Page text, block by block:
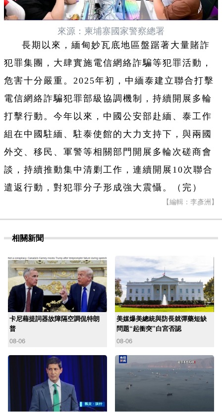
來源：柬埔寨國家警察總署
長期以來，緬甸妙瓦底地區盤踞著大量賭詐
犯罪集團，大肆實施電信網絡詐騙等犯罪活動，
危害十分嚴重。2025年初，中緬泰建立聯合打擊
電信網絡詐騙犯罪部級協調機制，持續開展多輪
打擊行動。今年以來，中國公安部赴緬、泰工作
組在中國駐緬、駐泰使館的大力支持下，與兩國
外交、移民、軍警等相關部門開展多輪次磋商會
談，持續推動集中清剿工作，連續開展10次聯合
遣返行動，對犯罪分子形成強大震懾。
（完）
【編輯：李彥洲】
相關新聞
卡尼藉提詞器故障隔空調侃特朗
普
08-06
美媒爆美總統與防長就彈藥短缺
問題“起衝突”白宮否認
08-06